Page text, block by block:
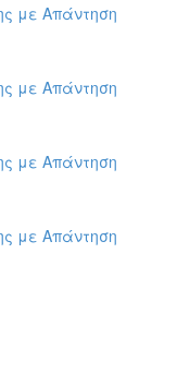
με Απάντηση
με Απάντηση
με Απάντηση
με Απάντηση